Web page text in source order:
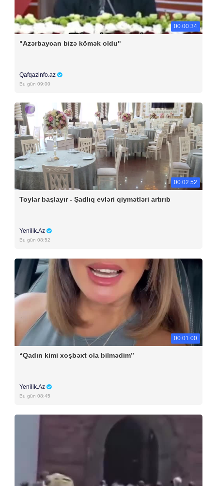
00:00:34
"Azərbaycan bizə kömək oldu"
Qafqazinfo.az
Bu gün 09:00
00:02:52
Toylar başlayır - Şadlıq evləri qiymətləri artırıb
Yenilik.Az
Bu gün 08:52
00:01:00
“Qadın kimi xoşbəxt ola bilmədim”
Yenilik.Az
Bu gün 08:45